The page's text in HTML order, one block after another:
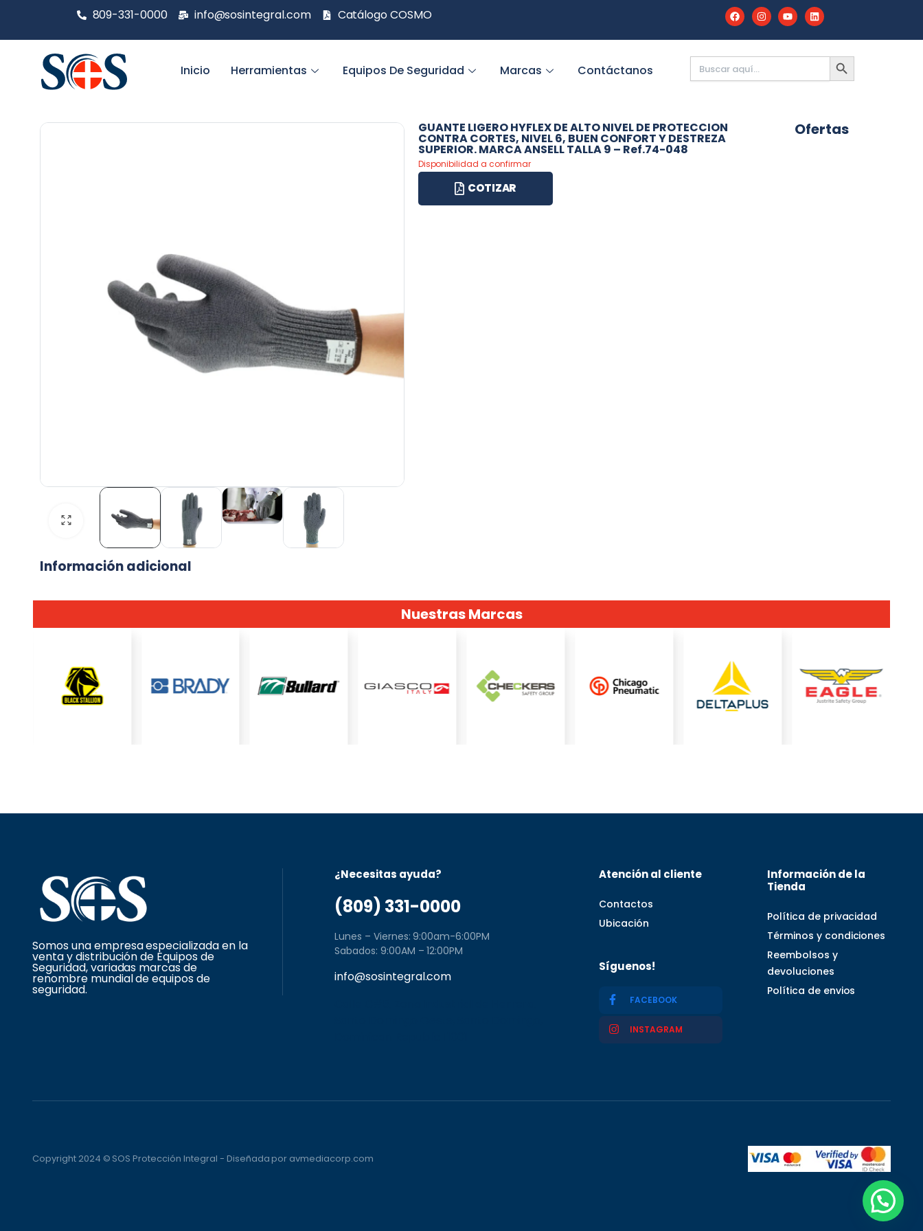
809-331-0000 info@sosintegral.com Catálogo COSMO
Inicio Herramientas Equipos De Seguridad Marcas Contáctanos
Buscar: BOTÓN
DE
BÚSQUEDA
Información adicional
GUANTE LIGERO HYFLEX DE ALTO NIVEL DE PROTECCION
CONTRA CORTES, NIVEL 6, BUEN CONFORT Y DESTREZA
SUPERIOR. MARCA ANSELL TALLA 9 – Ref.74-048
Disponibilidad a confirmar
COTIZAR
Ofertas
Nuestras Marcas
Somos una empresa especializada en la
venta y distribución de Equipos de
Seguridad, variadas marcas de
renombre mundial de equipos de
seguridad.
¿Necesitas ayuda?
(809) 331-0000
Lunes – Viernes: 9:00am-6:00PM
Sabados: 9:00AM – 12:00PM
info@sosintegral.com
Atención al cliente
Contactos
Ubicación
Síguenos!
FACEBOOK
INSTAGRAM
Información de la
Tienda
Política de privacidad
Términos y condiciones
Reembolsos y
devoluciones
Política de envios
Copyright 2024 © SOS Protección Integral - Diseñada por avmediacorp.com